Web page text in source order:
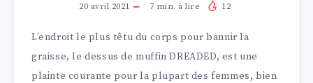
20 avril 2021 7 min. à lire 12
L’endroit le plus têtu du corps pour bannir la
graisse, le dessus de muffin DREADED, est une
plainte courante pour la plupart des femmes, bien